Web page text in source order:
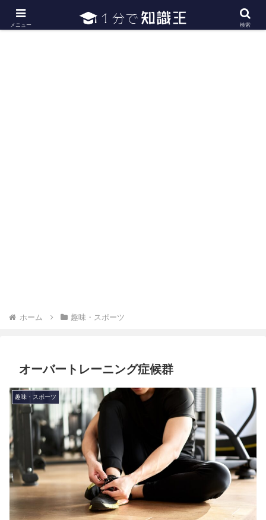
日常で必要な常識・知識や雑学・豆知識を幅広く紹介
ホーム 趣味・スポーツ
オーバートレーニング症候群
趣味・スポーツ
メニュー 検索